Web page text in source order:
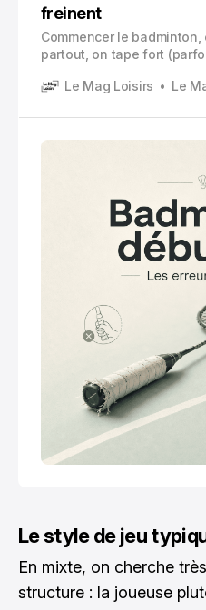
freinent
Commencer le badminton,
partout, on tape fort
un sport simple. Une
Le Mag Loisirs Le
Le style de jeu
En mixte, on cherche
structure : la joueuse